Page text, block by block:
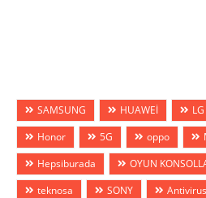
SAMSUNG HUAWEİ LG
Honor
5G oppo
Hepsiburada
OYUN
teknosa
SONY Antivirus